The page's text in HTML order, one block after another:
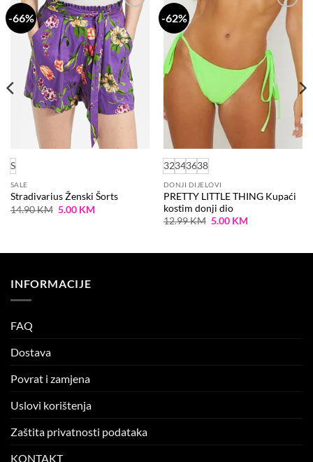
-66%
Dodaj
na
listu
želja
S
SALE
Stradivarius Ženski Šorts
14.90KM Original
5.00 KMCurrent
-62%
Dodaj
na
listu
želja
32343638
DONJI DIJELOVI
PRETTY LITTLE THING Kupaći
kostim donji dio
12.99KM Original
5.00 KMCurrent
INFORMACIJE
FAQ
Dostava
Povrat i zamjena
Uslovi korištenja
Zaštita privatnosti podataka
KONTAKT